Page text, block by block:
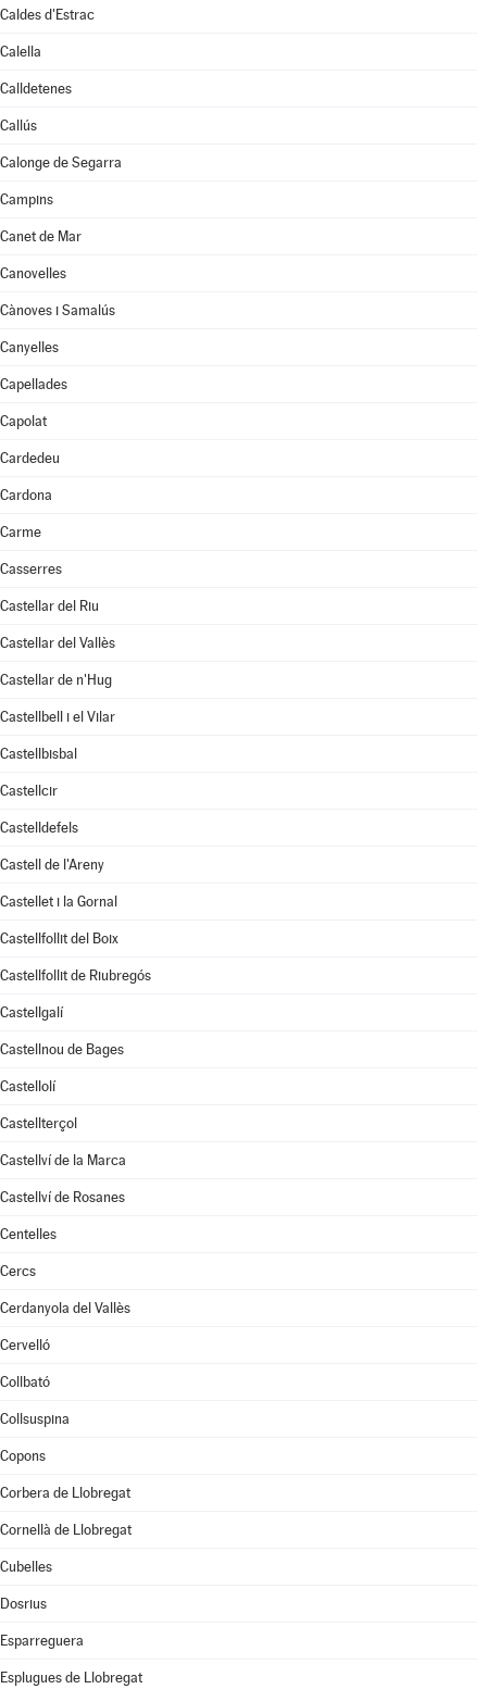
Caldes d'Estrac
Calella
Calldetenes
Callús
Calonge de Segarra
Campins
Canet de Mar
Canovelles
Cànoves i Samalús
Canyelles
Capellades
Capolat
Cardedeu
Cardona
Carme
Casserres
Castellar del Riu
Castellar del Vallès
Castellar de n'Hug
Castellbell i el Vilar
Castellbisbal
Castellcir
Castelldefels
Castell de l'Areny
Castellet i la Gornal
Castellfollit del Boix
Castellfollit de Riubregós
Castellgalí
Castellnou de Bages
Castellolí
Castellterçol
Castellví de la Marca
Castellví de Rosanes
Centelles
Cercs
Cerdanyola del Vallès
Cervelló
Collbató
Collsuspina
Copons
Corbera de Llobregat
Cornellà de Llobregat
Cubelles
Dosrius
Esparreguera
Esplugues de Llobregat